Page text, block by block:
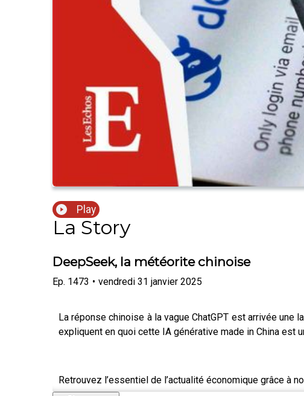
Play
La Story
DeepSeek, la météorite chinoise
Ep. 1473 • vendredi 31 janvier 2025
La réponse chinoise à la vague ChatGPT est arrivée une
expliquent en quoi cette IA générative made in China est
Retrouvez l’essentiel de l’actualité économique grâce à